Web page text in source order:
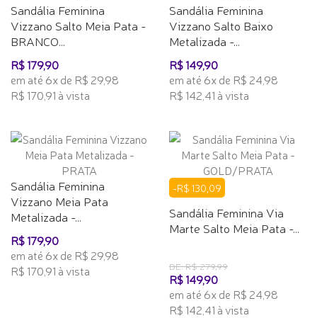
Sandália Feminina
Vizzano Salto Meia Pata -
BRANCO...
R$ 179,90
em até 6x de R$ 29,98
R$ 170,91 à vista
Sandália Feminina
Vizzano Salto Baixo
Metalizada -...
R$ 149,90
em até 6x de R$ 24,98
R$ 142,41 à vista
Sandália Feminina
Vizzano Meia Pata
Metalizada -...
R$ 179,90
em até 6x de R$ 29,98
R$ 170,91 à vista
-R$ 130,09
Sandália Feminina Via
Marte Salto Meia Pata -...
DE: R$ 279,99
R$ 149,90
em até 6x de R$ 24,98
R$ 142,41 à vista